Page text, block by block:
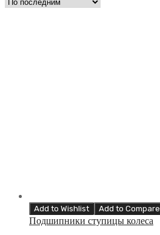
Add to Wishlist Add to Compare
Подшипники ступицы колеса